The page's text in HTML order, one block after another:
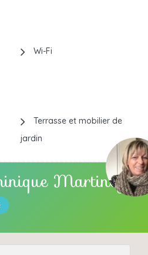
Wi-Fi
Terrasse et mobilier de
jardin
Martinez